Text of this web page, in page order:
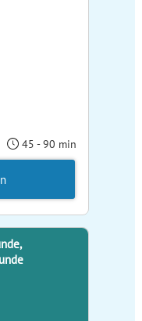
45 - 90 min